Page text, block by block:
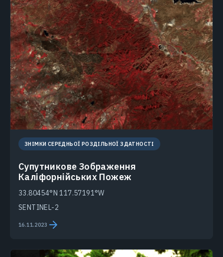
ЗНІМКИ СЕРЕДНЬОЇ РОЗДІЛЬНОЇ ЗДАТНОСТІ
Супутникове Зображення
Каліфорнійських Пожеж
33.80454°N 117.57191°W
SENTINEL-2
16.11.2023